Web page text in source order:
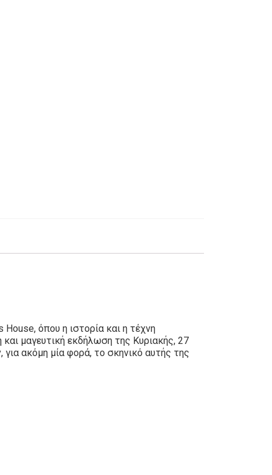
όπου η ιστορία και η τέχνη
μαγευτική εκδήλωση της Κυριακής, 27
ακόμη μία φορά, το σκηνικό αυτής της